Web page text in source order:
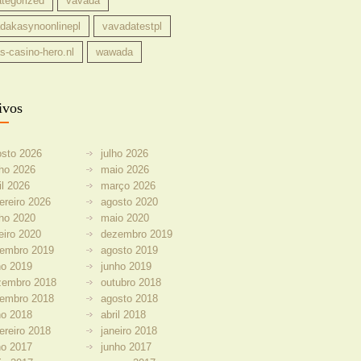
vavadatestpl
casino-hero.nl wawada
2026
julho 2026
2026
maio 2026
2026
março 2026
2026
agosto 2020
2020
maio 2020
2020
dezembro 2019
2019
agosto 2019
2019
junho 2019
2018
outubro 2018
2018
agosto 2018
2018
abril 2018
2018
janeiro 2018
2017
junho 2017